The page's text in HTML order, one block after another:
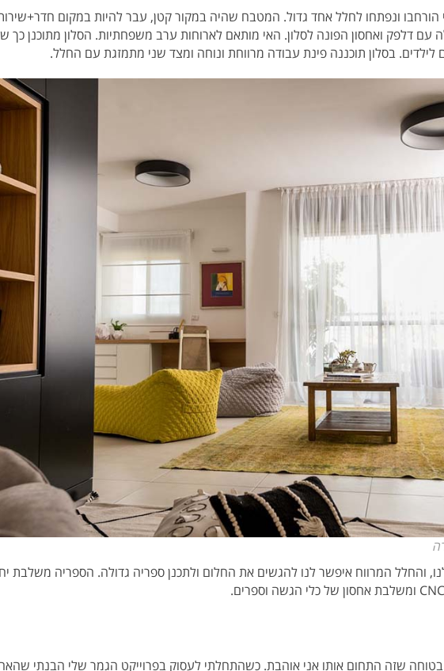
הורחבו ונפתחו לחלל אחד גדול. המטבח שהיה במקור קטן, עבר להיות במקום
עם דלפק ואחסון הפונה לסלון. האי מותאם לארוחות ערב משפחתיות. הסלון מתוכנן כך
לילדים. בסלון תוכננה פינת עבודה מרווחת ונוחה ומצד שני מתמזגת עם החלל.
והחלל המרווח איפשר לנו להגשים את החלום ולתכנן ספריה גדולה. הספריה משלבת
בטוחה שזה התחום אותו אני אוהבת. כשהתחלתי לעסוק בפרוייקט הגמר שלי הבנתי